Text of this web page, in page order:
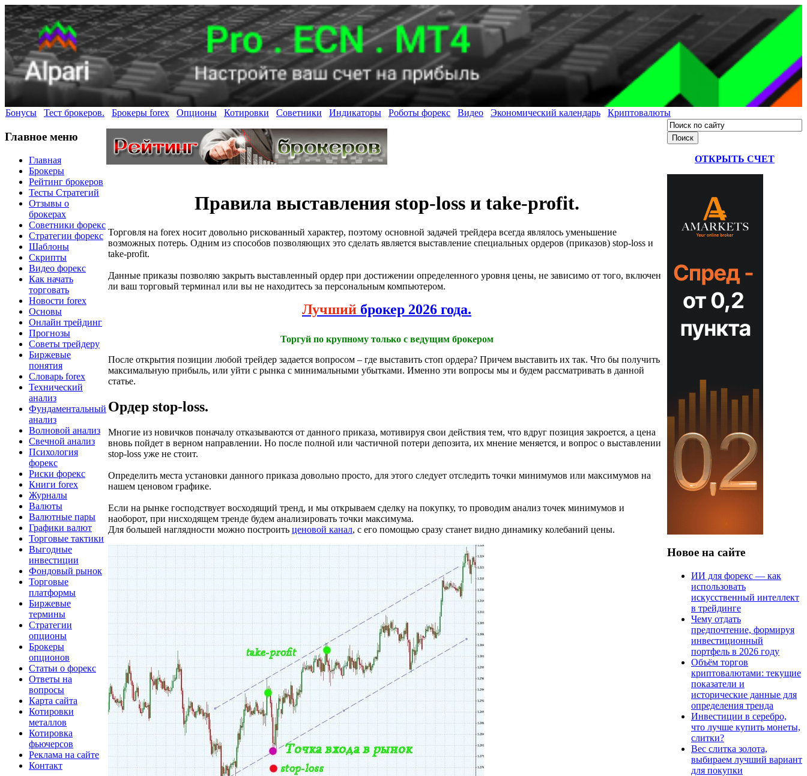
Бонусы Тест брокеров. Брокеры forex Опционы Котировки Советники Индикаторы Роботы форекс Видео Экономический календарь Криптовалюты
Главное меню
Главная
Брокеры
Рейтинг брокеров
Тесты Стратегий
Отзывы о
брокерах
Советники форекс
Стратегии форекс
Шаблоны
Скрипты
Видео форекс
Как начать
торговать
Новости forex
Основы
Онлайн трейдинг
Прогнозы
Советы трейдеру
Биржевые
понятия
Словарь forex
Технический
анализ
Фундаментальный
анализ
Волновой анализ
Свечной анализ
Психология
форекс
Риски форекс
Книги forex
Журналы
Валюты
Валютные пары
Графики валют
Торговые тактики
Выгодные
инвестиции
Фондовый рынок
Торговые
платформы
Биржевые
термины
Стратегии
опционы
Брокеры
опционов
Статьи о форекс
Ответы на
вопросы
Карта сайта
Котировки
металлов
Котировка
фьючерсов
Реклама на сайте
Контакт
Правила выставления stop-loss и take-profit.
Торговля на forex носит довольно рискованный характер, поэтому основной задачей трейдера всегда являлось уменьшение
возможных потерь. Одним из способов позволяющих это сделать является выставление специальных ордеров (приказов) stop-loss и
take-profit.
Данные приказы позволяю закрыть выставленный ордер при достижении определенного уровня цены, не зависимо от того, включен
ли ваш торговый терминал или вы не находитесь за персональным компьютером.
Лучший брокер 2026 года.
Торгуй по крупному только с ведущим брокером
После открытия позиции любой трейдер задается вопросом – где выставить стоп ордера? Причем выставить их так. Что бы получить
максимальную прибыль, или уйти с рынка с минимальными убытками. Именно эти вопросы мы и будем рассматривать в данной
статье.
Ордер stop-loss.
Многие из новичков поначалу отказываются от данного приказа, мотивируя свои действия тем, что вдруг позиция закроется, а цена
вновь пойдет в верном направлении. Но после полной или частичной потери депозита, их мнение меняется, и вопрос о выставлении
stop-loss уже не стоит.
Определить места установки данного приказа довольно просто, для этого следует отследить точки минимумов или максимумов на
нашем ценовом графике.
Если на рынке господствует восходящий тренд, и мы открываем сделку на покупку, то проводим анализ точек минимумов и
наоборот, при нисходящем тренде будем анализировать точки максимума.
Для большей наглядности можно построить ценовой канал, с его помощью сразу станет видно динамику колебаний цены.
ОТКРЫТЬ СЧЕТ
Новое на сайте
ИИ для форекс — как
использовать
искусственный интеллект
в трейдинге
Чему отдать
предпочтение, формируя
инвестиционный
портфель в 2026 году
Объём торгов
криптовалютами: текущие
показатели и
исторические данные для
определения тренда
Инвестиции в серебро,
что лучше купить монеты,
слитки?
Вес слитка золота,
выбираем лучший вариант
для покупки